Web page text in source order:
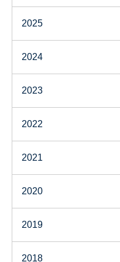
2025
2024
2023
2022
2021
2020
2019
2018